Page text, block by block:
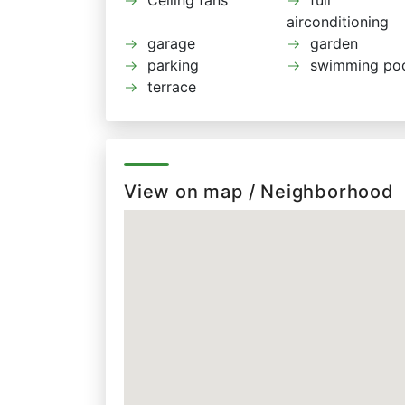
airconditioning
garage
garden
parking
swimming
terrace
View on map / Neighborhood